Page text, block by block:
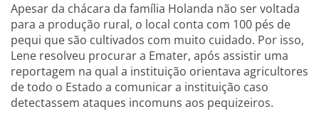
Apesar da chácara da família Holanda não ser voltada
para a produção rural, o local conta com 100 pés de
pequi que são cultivados com muito cuidado. Por isso,
Lene resolveu procurar a Emater, após assistir uma
reportagem na qual a instituição orientava agricultores
de todo o Estado a comunicar a instituição caso
detectassem ataques incomuns aos pequizeiros.